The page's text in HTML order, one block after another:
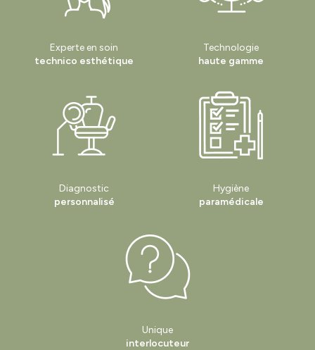
Experte en soin
technico esthétique
Technologie
haute gamme
Diagnostic
personnalisé
Hygiène
paramédicale
Unique
interlocuteur